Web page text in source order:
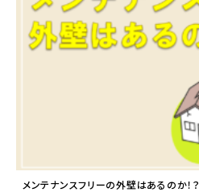
メンテナンスフリーの外壁はあるのか！？